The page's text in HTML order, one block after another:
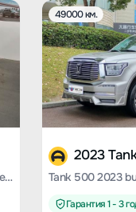
Tank 500 2023 sports version with 5 seats
49000 км.
2023
Гарантия 1 - 3